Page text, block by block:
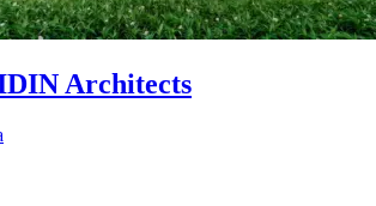
Architects